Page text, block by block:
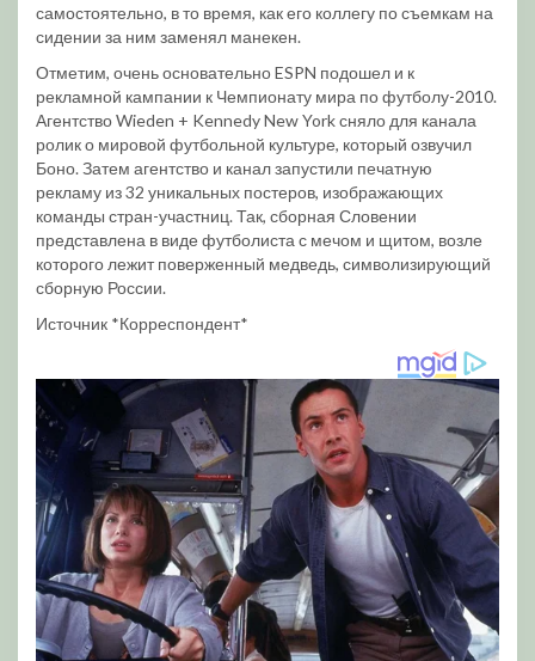
самостоятельно, в то время, как его коллегу по съемкам на
сидении за ним заменял манекен.
Отметим, очень основательно ESPN подошел и к
рекламной кампании к Чемпионату мира по футболу-2010.
Агентство Wieden + Kennedy New York сняло для канала
ролик о мировой футбольной культуре, который озвучил
Боно. Затем агентство и канал запустили печатную
рекламу из 32 уникальных постеров, изображающих
команды стран-участниц. Так, сборная Словении
представлена в виде футболиста с мечом и щитом, возле
которого лежит поверженный медведь, символизирующий
сборную России.
Источник *Корреспондент*